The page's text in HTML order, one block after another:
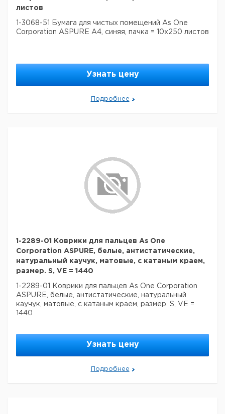
листов
1-3068-51 Бумага для чистых помещений As One
Corporation ASPURE A4, синяя, пачка = 10х250 листов
Узнать цену
Подробнее
1-2289-01 Коврики для пальцев As One
Corporation ASPURE, белые, антистатические,
натуральный каучук, матовые, с катаным краем,
размер. S, VE = 1440
1-2289-01 Коврики для пальцев As One Corporation
ASPURE, белые, антистатические, натуральный
каучук, матовые, с катаным краем, размер. S, VE =
1440
Узнать цену
Подробнее